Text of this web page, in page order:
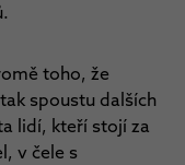
toho, že
spoustu dalších
lidí, kteří stojí za
v čele s